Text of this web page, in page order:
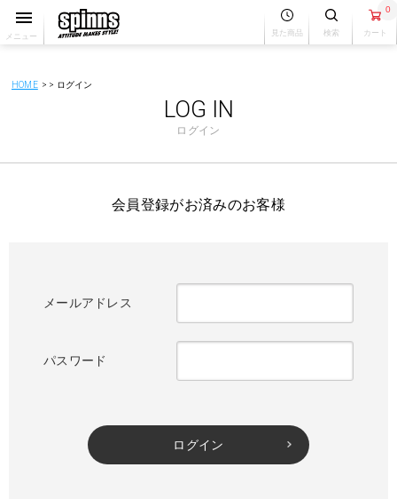
メニュー 見た商品 検索
0
カート
HOME ログイン
LOG IN
ログイン
会員登録がお済みのお客様
メールアドレス
パスワード
ログイン